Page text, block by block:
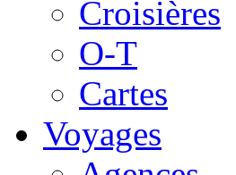
Croisières
O-T
Cartes
Voyages